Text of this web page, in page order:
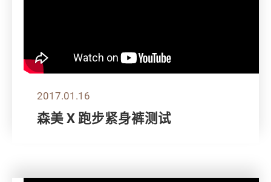
2017.01.16
森美 X 跑步紧身裤测试